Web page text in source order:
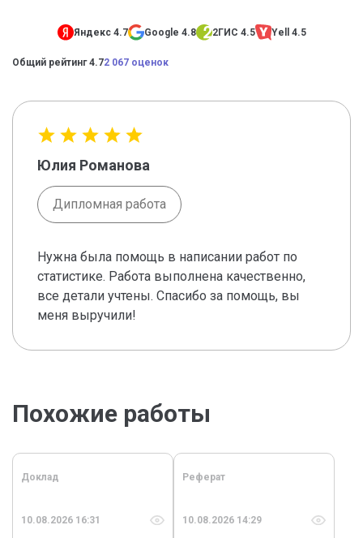
Яндекс 4.7 Google 4.8 2ГИС 4.5 Yell 4.5
Общий рейтинг 4.72 067 оценок
Юлия Романова
Дипломная работа
Нужна была помощь в написании работ по
статистике. Работа выполнена качественно,
все детали учтены. Спасибо за помощь, вы
меня выручили!
Похожие работы
Доклад
10.08.2026 16:31
Реферат
10.08.2026 14:29